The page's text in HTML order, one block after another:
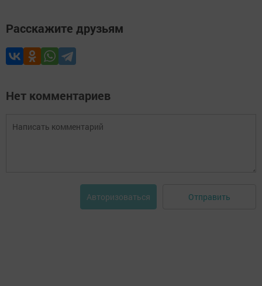
Расскажите друзьям
Нет комментариев
Авторизоваться Отправить